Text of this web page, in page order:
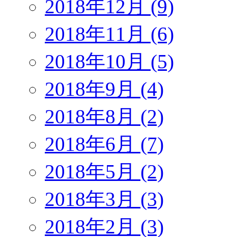
2018年12月 (9)
2018年11月 (6)
2018年10月 (5)
2018年9月 (4)
2018年8月 (2)
2018年6月 (7)
2018年5月 (2)
2018年3月 (3)
2018年2月 (3)